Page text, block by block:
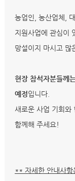
농업인, 농산업체,
지원사업에 관심이
망설이지 마시고 많
현장 참석자분들께
예정입니다.
새로운 사업 기회와
함께해 주세요!
** 자세한 안내사항